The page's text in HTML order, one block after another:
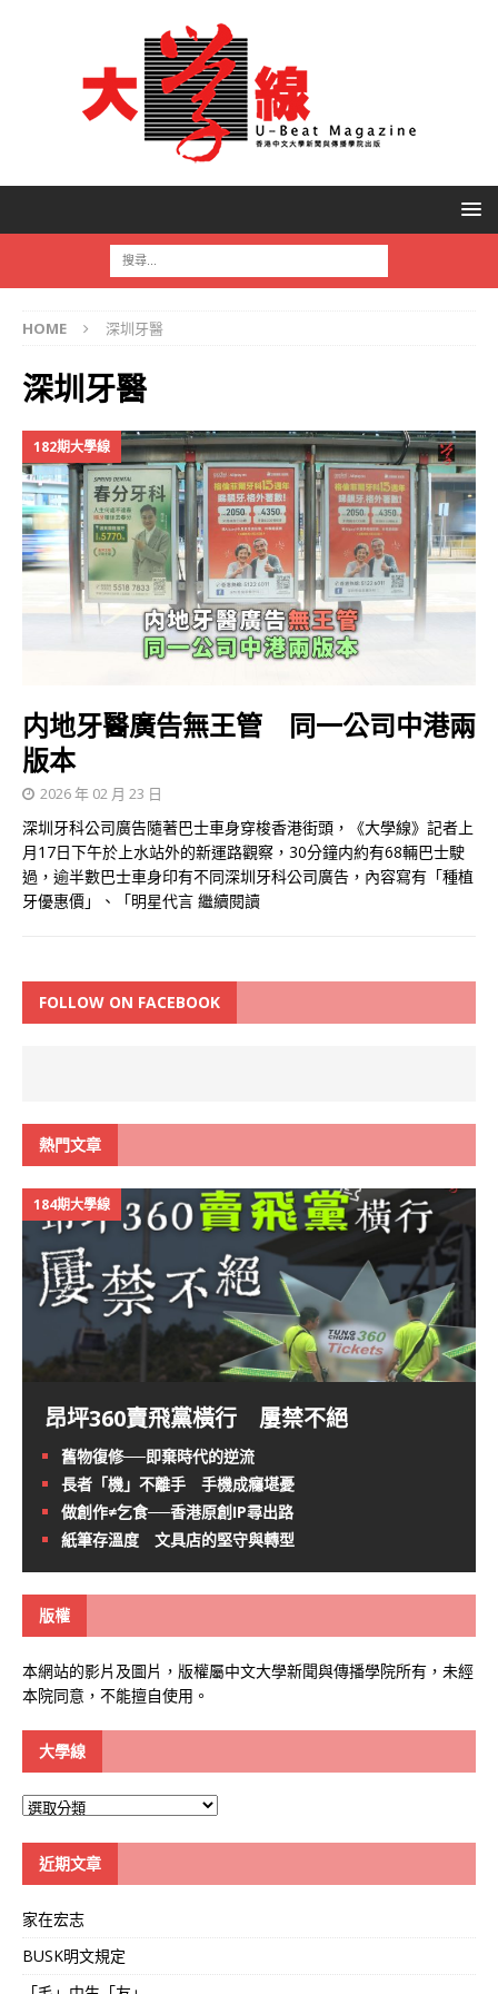
HOME 深圳牙醫
深圳牙醫
182期大學線
内地牙醫廣告無王管 同一公司中港兩
版本
2026 年 02 月 23 日
深圳牙科公司廣告隨著巴士車身穿梭香港街頭，《大學線》記者上
月17日下午於上水站外的新運路觀察，30分鐘内約有68輛巴士駛
過，逾半數巴士車身印有不同深圳牙科公司廣告，內容寫有「種植
牙優惠價」、「明星代言 繼續閱讀
FOLLOW ON FACEBOOK
熱門文章
184期大學線
昂坪360賣飛黨橫行 屢禁不絕
舊物復修──即棄時代的逆流
長者「機」不離手 手機成癮堪憂
做創作≠乞食──香港原創IP尋出路
紙筆存溫度 文具店的堅守與轉型
版權
本網站的影片及圖片，版權屬中文大學新聞與傳播學院所有，未經
本院同意，不能擅自使用。
大學線
大
近期文章
家在宏志
BUSK明文規定